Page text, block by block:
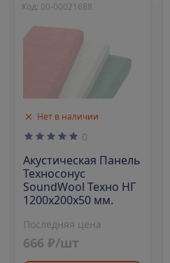
Нет в наличии
Код: 00-00021688
0
Акустическая Панель
Техносонус
SoundWool Техно НГ
1200х200х50 мм.
Последняя цена
666 ₽/шт